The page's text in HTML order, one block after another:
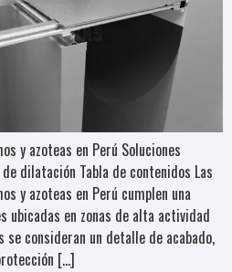
y azoteas en Perú Soluciones
dilatación Tabla de contenidos Las
y azoteas en Perú cumplen una
ubicadas en zonas de alta actividad
se consideran un detalle de acabado,
[…]